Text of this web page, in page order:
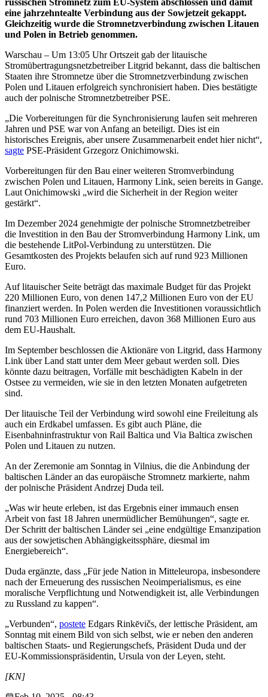
russischen Stromnetz zum EU-System abschlossen und damit
eine jahrzehntealte Verbindung aus der Sowjetzeit gekappt.
Gleichzeitig wurde die Stromnetzverbindung zwischen Litauen
und Polen in Betrieb genommen.
Warschau – Um 13:05 Uhr Ortszeit gab der litauische
Stromübertragungsnetzbetreiber Litgrid bekannt, dass die baltischen
Staaten ihre Stromnetze über die Stromnetzverbindung zwischen
Polen und Litauen erfolgreich synchronisiert haben. Dies bestätigte
auch der polnische Stromnetzbetreiber PSE.
„Die Vorbereitungen für die Synchronisierung laufen seit mehreren
Jahren und PSE war von Anfang an beteiligt. Dies ist ein
historisches Ereignis, aber unsere Zusammenarbeit endet hier nicht“,
sagte PSE-Präsident Grzegorz Onichimowski.
Vorbereitungen für den Bau einer weiteren Stromverbindung
zwischen Polen und Litauen, Harmony Link, seien bereits in Gange.
Laut Onichimowski „wird die Sicherheit in der Region weiter
gestärkt“.
Im Dezember 2024 genehmigte der polnische Stromnetzbetreiber
die Investition in den Bau der Stromverbindung Harmony Link, um
die bestehende LitPol-Verbindung zu unterstützen. Die
Gesamtkosten des Projekts belaufen sich auf rund 923 Millionen
Euro.
Auf litauischer Seite beträgt das maximale Budget für das Projekt
220 Millionen Euro, von denen 147,2 Millionen Euro von der EU
finanziert werden. In Polen werden die Investitionen voraussichtlich
rund 703 Millionen Euro erreichen, davon 368 Millionen Euro aus
dem EU-Haushalt.
Im September beschlossen die Aktionäre von Litgrid, dass Harmony
Link über Land statt unter dem Meer gebaut werden soll. Dies
könnte dazu beitragen, Vorfälle mit beschädigten Kabeln in der
Ostsee zu vermeiden, wie sie in den letzten Monaten aufgetreten
sind.
Der litauische Teil der Verbindung wird sowohl eine Freileitung als
auch ein Erdkabel umfassen. Es gibt auch Pläne, die
Eisenbahninfrastruktur von Rail Baltica und Via Baltica zwischen
Polen und Litauen zu nutzen.
An der Zeremonie am Sonntag in Vilnius, die die Anbindung der
baltischen Länder an das europäische Stromnetz markierte, nahm
der polnische Präsident Andrzej Duda teil.
„Was wir heute erleben, ist das Ergebnis einer immauch ensen
Arbeit von fast 18 Jahren unermüdlicher Bemühungen“, sagte er.
Der Schritt der baltischen Länder sei „eine endgültige Emanzipation
aus der sowjetischen Abhängigkeitssphäre, diesmal im
Energiebereich“.
Duda ergänzte, dass „Für jede Nation in Mitteleuropa, insbesondere
nach der Erneuerung des russischen Neoimperialismus, es eine
moralische Verpflichtung und Notwendigkeit ist, alle Verbindungen
zu Russland zu kappen“.
„Verbunden“, postete Edgars Rinkēvičs, der lettische Präsident, am
Sonntag mit einem Bild von sich selbst, wie er neben den anderen
baltischen Staats- und Regierungschefs, Präsident Duda und der
EU-Kommissionspräsidentin, Ursula von der Leyen, steht.
[KN]